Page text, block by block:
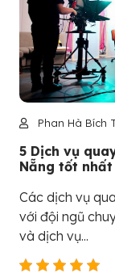
Phan Hà Bích
5 Dịch vụ
Nẵng tốt nhất
Các dịch vụ
với đội ngũ
và dịch vụ...